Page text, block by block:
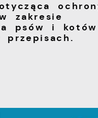
zakresie
psów i
przepisach.